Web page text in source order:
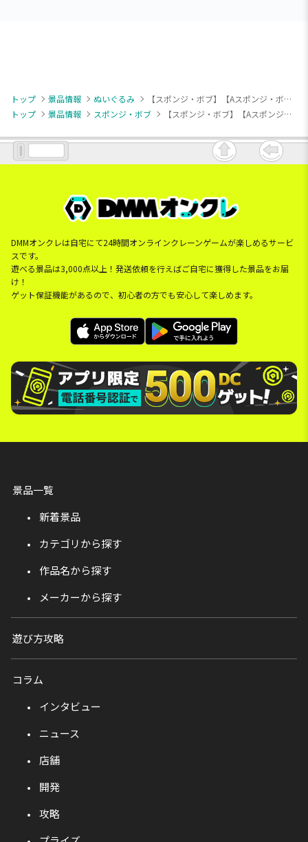
トップ 景品情報 ぬいぐるみ
【スポンジ・ボブ】【Aスポンジ・ボブ】スポンジ・ボブ ミルキーボア BIGぬいぐるみ
トップ
景品情報 スポンジ・ボブ 【スポンジ・ボブ】【Aスポンジ・ボブ】スポンジ・ボブ ミルキーボア BIGぬいぐるみ
DMMオンクレは自宅にて24時間オンラインクレーンゲームが楽しめるサービ
スです。
遊べる景品は3,000点以上！発送依頼を行えばご自宅に獲得した景品をお届
け！
ゲット保証機能があるので、初心者の方でも安心して楽しめます。
景品一覧
新着景品
カテゴリから探す
作品名から探す
メーカーから探す
遊び方攻略
コラム
インタビュー
ニュース
店舗
開発
攻略